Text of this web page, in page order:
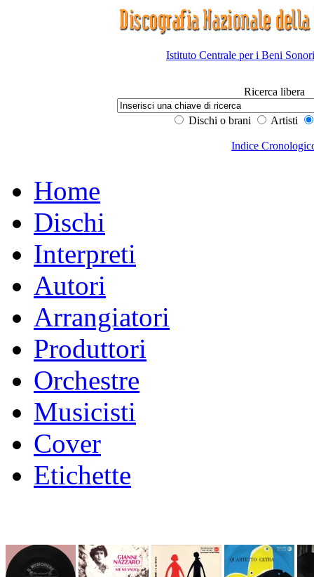
Istituto Centrale per i Beni
Ricerca libera
Dischi o brani Artisti
Indice
Home
Dischi
Interpreti
Autori
Arrangiatori
Produttori
Orchestre
Musicisti
Cover
Etichette